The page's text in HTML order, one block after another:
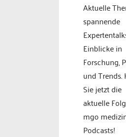
Aktuelle
spannende
Einblicke in
Forschung,
und Trends.
Sie jetzt die
aktuelle
mgo
Podcasts!